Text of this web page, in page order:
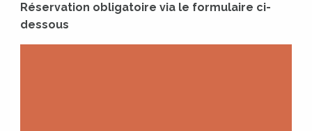
Réservation obligatoire via le formulaire ci-
dessous